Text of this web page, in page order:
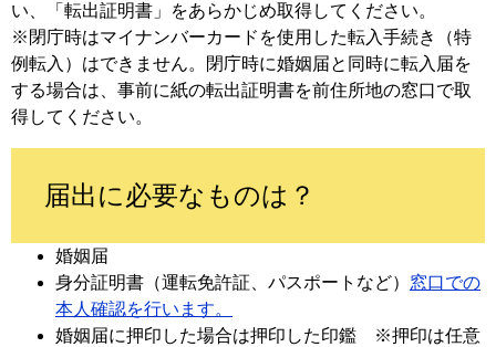
い、「転出証明書」をあらかじめ取得してください。
※閉庁時はマイナンバーカードを使用した転入手続き（特
例転入）はできません。閉庁時に婚姻届と同時に転入届を
する場合は、事前に紙の転出証明書を前住所地の窓口で取
得してください。
届出に必要なものは？
婚姻届
身分証明書（運転免許証、パスポートなど） 窓口での
本人確認を行います。
婚姻届に押印した場合は押印した印鑑 ※押印は任意